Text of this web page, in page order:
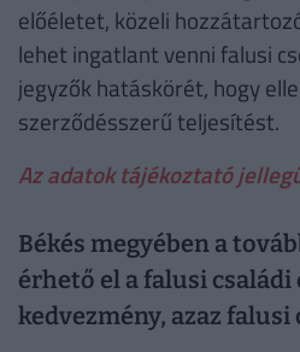
előéletet, közeli
lehet ingatlant venni falusi
jegyzők hatáskörét, hogy
szerződésszerű teljesítést.
Az adatok tájékoztató
Békés megyében a
érhető el a falusi
kedvezmény, azaz falusi